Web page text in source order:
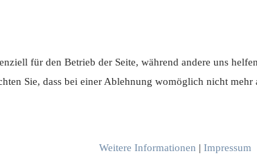
für den Betrieb der Seite, während andere uns
Sie, dass bei einer Ablehnung womöglich nicht
Weitere Informationen | Impressum